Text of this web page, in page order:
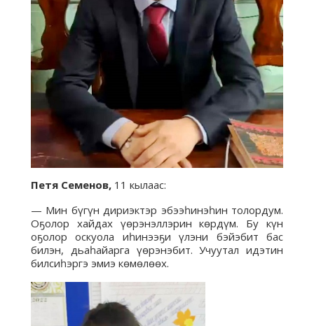
Петя Семенов, 11 кылаас:
— Мин бүгүн дириэктэр эбээһинэһин толордум.
Оҕолор хайдах үөрэнэллэрин көрдүм. Бу күн
оҕолор оскуола иһинээҕи үлэни бэйэбит бас
билэн, дьаһайарга үөрэнэбит. Учуутал идэтин
билсиһэргэ эмиэ көмөлөөх.